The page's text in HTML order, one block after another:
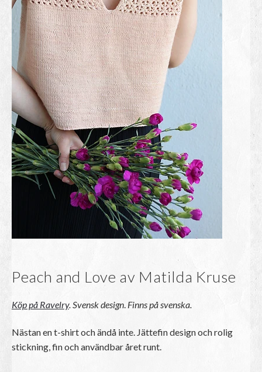
Peach and Love av Matilda Kruse
Köp på Ravelry. Svensk design. Finns på svenska.
Nästan en t-shirt och ändå inte. Jättefin design och rolig
stickning, fin och användbar året runt.